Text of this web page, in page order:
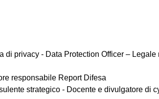
di privacy - Data Protection Officer –
responsabile Report Difesa
strategico - Docente e divulgatore di